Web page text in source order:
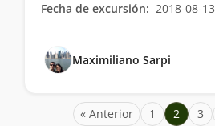
Fecha de excursión: 2018-08-13
Maximiliano Sarpi
« Anterior 1 2 3